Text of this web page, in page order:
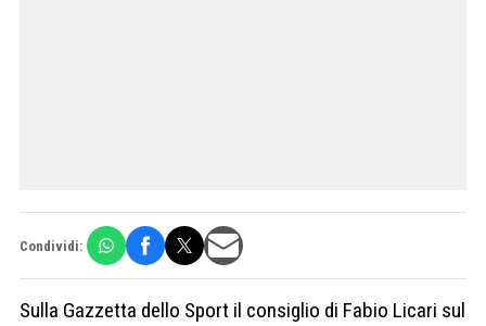
Condividi:
Sulla Gazzetta dello Sport il consiglio di Fabio Licari sul